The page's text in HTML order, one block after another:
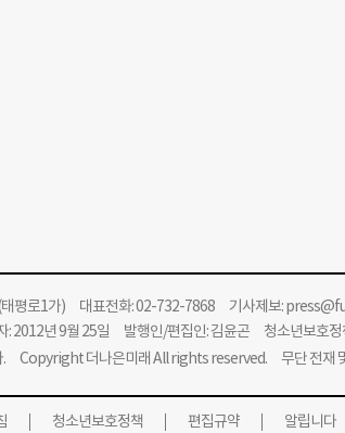
평로1가) 대표전화: 02-732-7868 기사제보:
2012년 9월 25일 발행인/편집인: 김윤곤 청소년보호정
Copyright 더나은미래 All rights reserved. 무단 전재
청소년보호정책 편집규약 알립니다